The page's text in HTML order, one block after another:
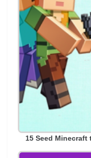
15 Seed